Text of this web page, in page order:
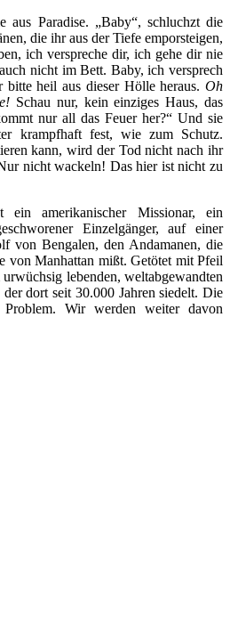
aus Paradise. „Baby“, schluchzt die
die ihr aus der Tiefe emporsteigen,
ich verspreche dir, ich gehe dir nie
nicht im Bett. Baby, ich versprech
heil aus dieser Hölle heraus. Oh
Schau nur, kein einziges Haus, das
nur all das Feuer her?“ Und sie
krampfhaft fest, wie zum Schutz.
kann, wird der Tod nicht nach ihr
nicht wackeln! Das hier ist nicht zu
ein amerikanischer Missionar, ein
Einzelgänger, auf einer
von Bengalen, den Andamanen, die
von Manhattan mißt. Getötet mit Pfeil
lebenden, weltabgewandten
dort seit 30.000 Jahren siedelt. Die
Wir werden weiter davon